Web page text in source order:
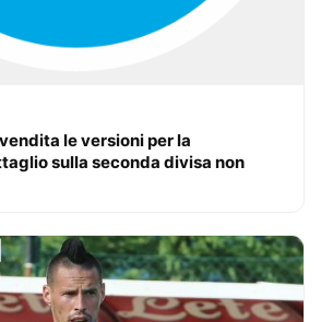
le versioni per la
sulla seconda divisa non